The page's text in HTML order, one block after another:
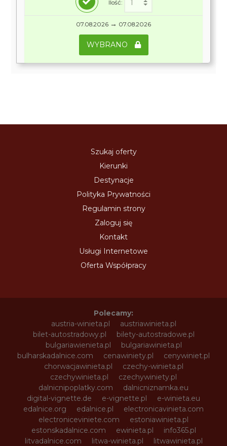
Ilość:
07.08.2026 → 07.08.2026
WYBRANO
Szukaj oferty
Kierunki
Destynacje
Polityka Prywatności
Regulamin strony
Zaloguj się
Kontakt
Usługi Internetowe
Oferta Współpracy
Polecamy:
austria-winieta.pl
austriawinieta.pl
bilet-autostradowy.pl
bilety-autostradowe.pl
bulgariawienieta.pl
bulgariawinieta.pl
bulharskadalnice.com
cenawiniety.pl
cenywiniet.pl
chorwacjawinieta.pl
czechy-winieta.pl
czechywinieta.pl
czechywiniety.pl
dalnicnipoplatky.com
dalnicniznamka.eu
digital-vignette.de
e-vignette.pl
e-winieta.eu
edalnice.org
edalnice.pl
electronicavinieta.com
electroniceviniete.com
estoniawinieta.pl
estonskadalnice.com
ewinieta.pl
info365.pl
litvadalnice.com
litwa-winieta.pl
litwawinieta.pl